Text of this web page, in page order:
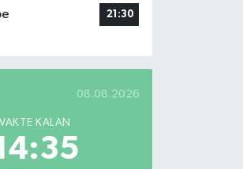
21:30
08.08.2026
KALAN